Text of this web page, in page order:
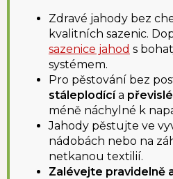
Zdravé jahody bez
kvalitních sazenic.
sazenice jahod s
systémem.
Pro pěstování bez
stáleplodícía
méně náchylné k
Jahody pěstujte ve
nádobách nebo na
netkanou textilií.
Zalévejte pravidelně